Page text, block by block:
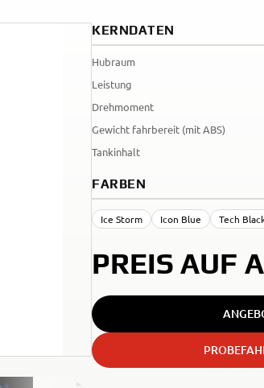
KERNDATEN
Hubraum
Leistung
Drehmoment
Gewicht fahrbereit (mit ABS)
Tankinhalt
FARBEN
Ice Storm Icon Blue Tech
PREIS AUF